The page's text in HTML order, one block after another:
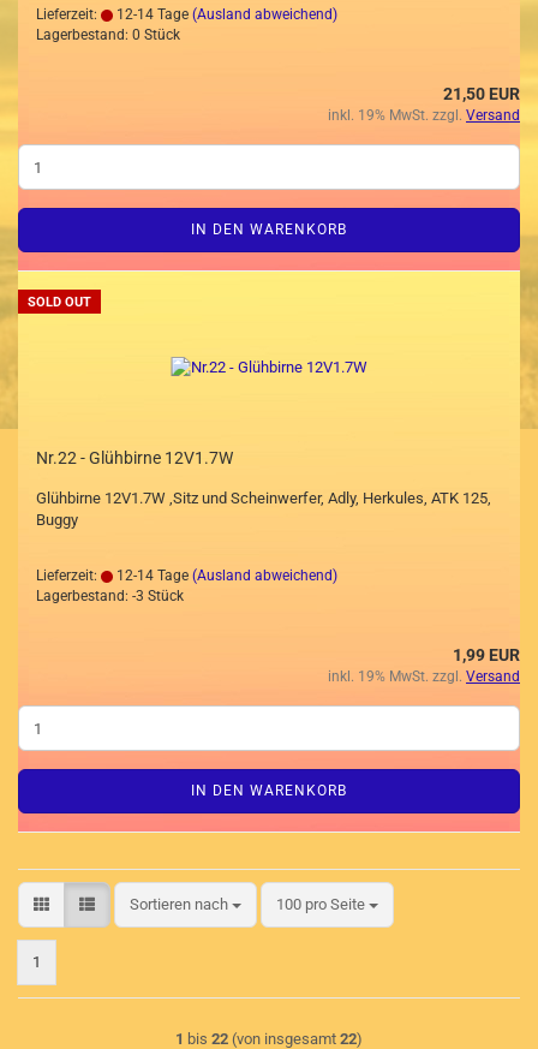
Lieferzeit: 12-14 Tage (Ausland abweichend)
Lagerbestand: 0 Stück
21,50 EUR
inkl. 19% MwSt. zzgl. Versand
IN DEN WARENKORB
SOLD OUT
Nr.22 - Glühbirne 12V1.7W
Glühbirne 12V1.7W ,Sitz und Scheinwerfer, Adly, Herkules, ATK 125,
Buggy
Lieferzeit: 12-14 Tage (Ausland abweichend)
Lagerbestand: -3 Stück
1,99 EUR
inkl. 19% MwSt. zzgl. Versand
IN DEN WARENKORB
Sortieren nach
Sortieren nach 100 pro Seite
pro Seite
1
1 bis 22 (von insgesamt 22)